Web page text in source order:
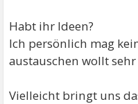
Habt ihr Ideen?
Ich persönlich mag
austauschen wollt
Vielleicht bringt uns